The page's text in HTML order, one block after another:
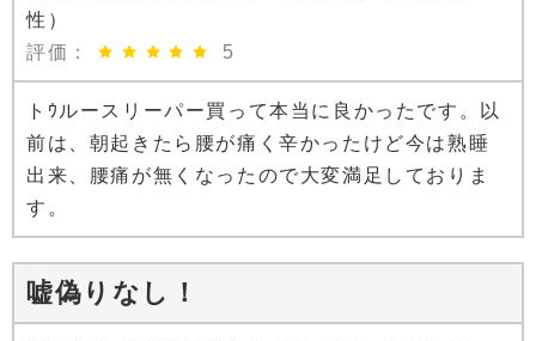
性）
評価：
5
トｳルースリーパー買って本当に良かったです。以
前は、朝起きたら腰が痛く辛かったけど今は熟睡
出来、腰痛が無くなったので大変満足しておりま
す。
嘘偽りなし！